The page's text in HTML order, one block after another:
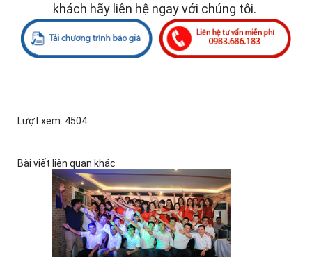
khách hãy liên hệ ngay với chúng tôi.
Lượt xem: 4504
Bài viết liên quan khác